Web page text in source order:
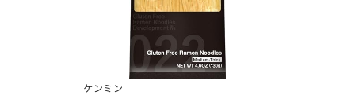
ケンミン